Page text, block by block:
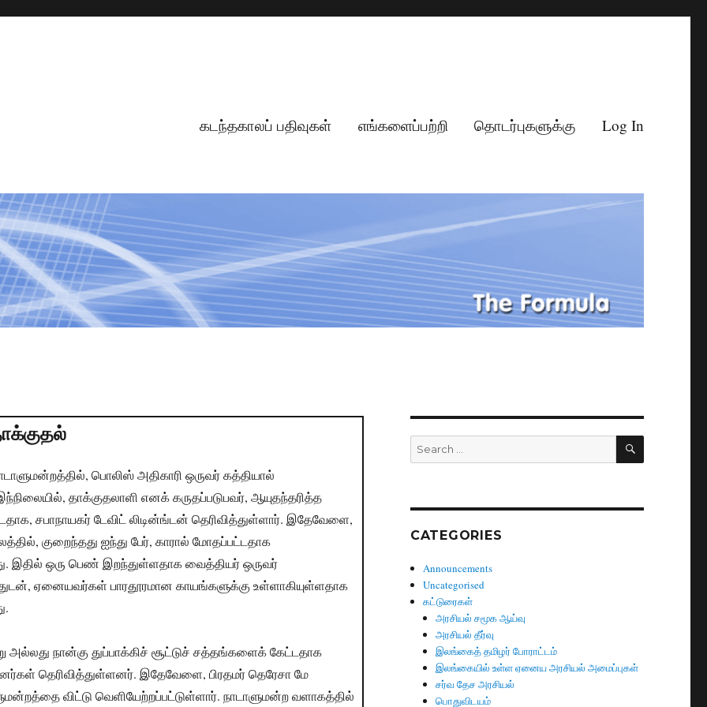
கடந்தகாலப் பதிவுகள் எங்களைப்பற்றி தொடர்புகளுக்கு Log In
பொலிஸ் அதிகாரி ஒருவர் கத்தியால்
தாக்குதலாளி எனக் கருதப்படுபவர், ஆயுதந்தரித்த
சபாநாயகர் டேவிட் லிடின்ங்டன் தெரிவித்துள்ளார். இதேவேளை,
குறைந்தது ஐந்து பேர், காரால் மோதப்பட்டதாக
இதில் ஒரு பெண் இறந்துள்ளதாக வைத்தியர் ஒருவர்
ஏனையவர்கள் பாரதூரமான காயங்களுக்கு உள்ளாகியுள்ளதாக
அல்லது நான்கு துப்பாக்கிச் சூட்டுச் சத்தங்களைக் கேட்டதாக
தெரிவித்துள்ளனர். இதேவேளை, பிரதமர் தெரேசா மே
விட்டு வெளியேற்றப்பட்டுள்ளார். நாடாளுமன்ற வளாகத்தில்
Search
for:
SEARCH
CATEGORIES
Announcements
Uncategorised
கட்டுரைகள்
அரசியல் சமூக ஆய்வு
அரசியல் தீர்வு
இலங்கைத் தமிழர் போராட்டம்
இலங்கையில் உள்ள ஏனைய அரசியல் அமைப்புகள்
சர்வ தேச அரசியல்
பொதுவிடயம்